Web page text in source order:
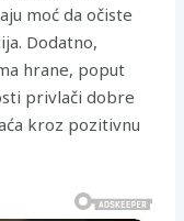
moć da očiste
Dodatno,
hrane, poput
privlači dobre
kroz pozitivnu